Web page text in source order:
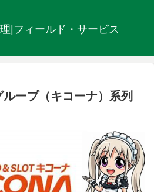
|フィールド・サービス
ープ（キコーナ）系列